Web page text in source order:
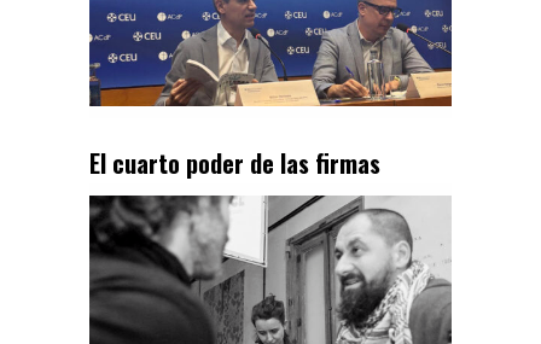
El cuarto poder de las firmas